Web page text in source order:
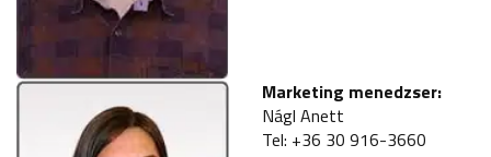
Marketing menedzser:
Nágl Anett
Tel: +36 30 916-3660